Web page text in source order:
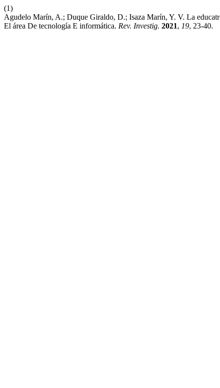
(1)
Agudelo Marín, A.; Duque Giraldo, D.; Isaza Marín, Y. V. La
El área De tecnología E informática. Rev. Investig. 2021, 19, 23-40.